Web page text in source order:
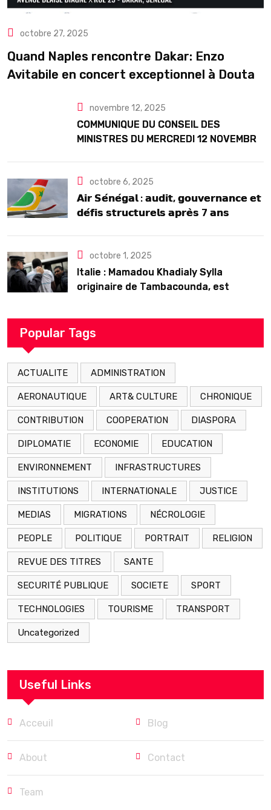
octobre 27, 2025
Quand Naples rencontre Dakar: Enzo
Avitabile en concert exceptionnel à Douta
novembre 12, 2025
COMMUNIQUE DU CONSEIL DES
MINISTRES DU MERCREDI 12 NOVEMBRE
octobre 6, 2025
𝗔𝗶𝗿 𝗦𝗲́𝗻𝗲́𝗴𝗮𝗹 : 𝗮𝘂𝗱𝗶𝘁, 𝗴𝗼𝘂𝘃𝗲𝗿𝗻𝗮𝗻𝗰𝗲 𝗲𝘁
𝗱𝗲́𝗳𝗶𝘀 𝘀𝘁𝗿𝘂𝗰𝘁𝘂𝗿𝗲𝗹𝘀 𝗮𝗽𝗿𝗲̀𝘀 7 𝗮𝗻𝘀
octobre 1, 2025
Italie : Mamadou Khadialy Sylla
originaire de Tambacounda, est
arrestation
Popular Tags
ACTUALITE ADMINISTRATION
AERONAUTIQUE ART& CULTURE CHRONIQUE
CONTRIBUTION COOPERATION DIASPORA
DIPLOMATIE ECONOMIE EDUCATION
ENVIRONNEMENT INFRASTRUCTURES
INSTITUTIONS INTERNATIONALE JUSTICE
MEDIAS MIGRATIONS NÉCROLOGIE
PEOPLE POLITIQUE PORTRAIT RELIGION
REVUE DES TITRES SANTE
SECURITÉ PUBLIQUE SOCIETE SPORT
TECHNOLOGIES TOURISME TRANSPORT
Uncategorized
Useful Links
Acceuil Blog
About Contact
Team